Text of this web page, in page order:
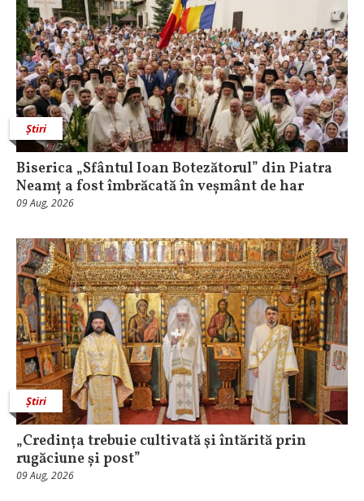
Știri
Biserica „Sfântul Ioan Botezătorul” din Piatra
Neamț a fost îmbrăcată în veșmânt de har
09 Aug, 2026
Știri
„Credința trebuie cultivată şi întărită prin
rugăciune și post”
09 Aug, 2026